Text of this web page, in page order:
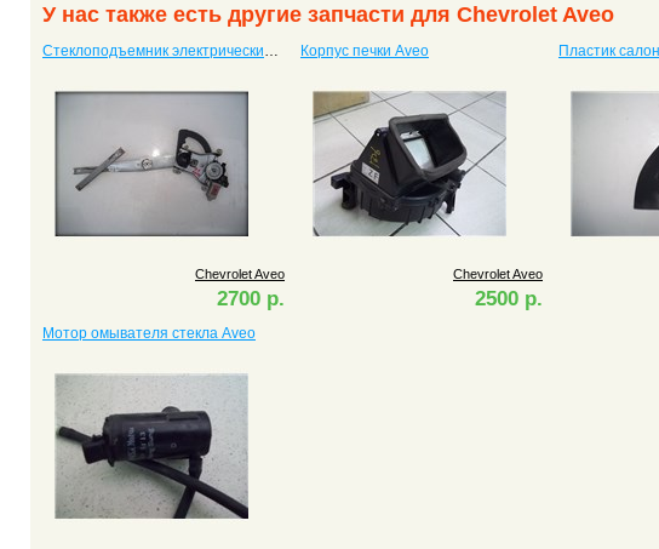
У нас также есть другие запчасти для Chevrolet Aveo
Стеклоподъемник электрический передний правый Aveo
Chevrolet Aveo
2700 р.
Корпус печки Aveo
Chevrolet Aveo
2500 р.
Мотор омывателя стекла Aveo